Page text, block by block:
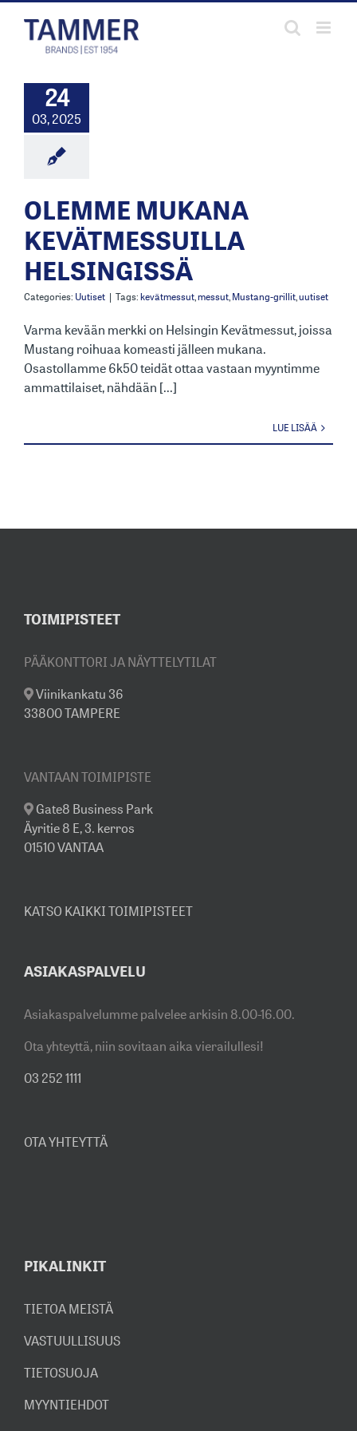
24
03, 2025
OLEMME MUKANA
KEVÄTMESSUILLA
HELSINGISSÄ
Categories: Uutiset | Tags:kevätmessut,messut,Mustang-grillit,uutiset
Varma kevään merkki on Helsingin Kevätmessut, joissa
Mustang roihuaa komeasti jälleen mukana.
Osastollamme 6k50 teidät ottaa vastaan myyntimme
ammattilaiset, nähdään [...]
LUE LISÄÄ
TOIMIPISTEET
PÄÄKONTTORI JA NÄYTTELYTILAT
Viinikankatu 36
33800 TAMPERE
VANTAAN TOIMIPISTE
Gate8 Business Park
Äyritie 8 E, 3. kerros
01510 VANTAA
KATSO KAIKKI TOIMIPISTEET
ASIAKASPALVELU
Asiakaspalvelumme palvelee arkisin 8.00-16.00.
Ota yhteyttä, niin sovitaan aika vierailullesi!
03 252 1111
OTA YHTEYTTÄ
PIKALINKIT
TIETOA MEISTÄ
VASTUULLISUUS
TIETOSUOJA
MYYNTIEHDOT